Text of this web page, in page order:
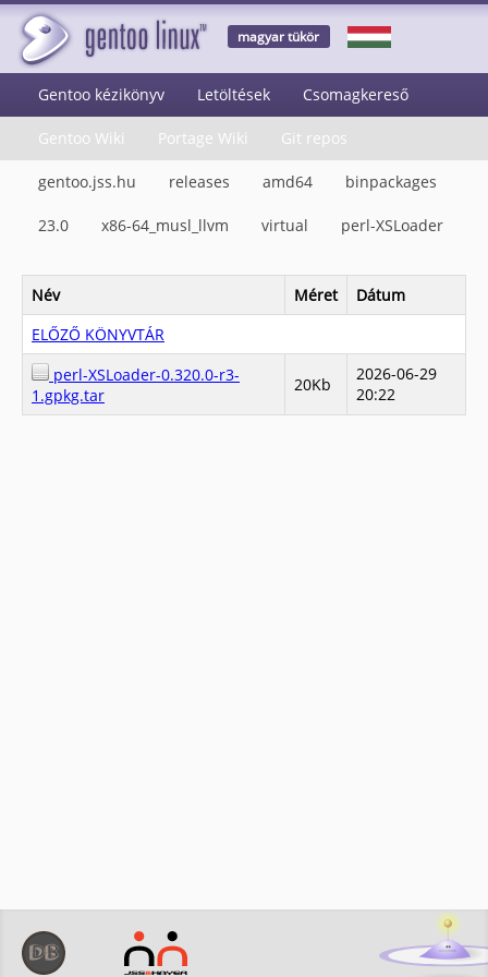
magyar tükör
Gentoo kézikönyv Letöltések Csomagkereső
Gentoo Wiki Portage Wiki Git repos
gentoo.jss.hu releases amd64 binpackages
23.0 x86-64_musl_llvm virtual perl-XSLoader
Név Méret
Dátum
ELŐZŐ KÖNYVTÁR
perl-XSLoader-0.320.0-r3-
1.gpkg.tar
20Kb
2026-06-29
20:22